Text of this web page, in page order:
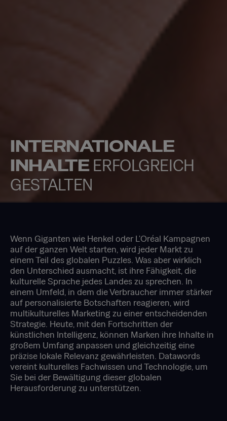
INTERNATIONALE
INHALTEERFOLGREICH
GESTALTEN
Wenn Giganten wie Henkel oder L'Oréal Kampagnen
auf der ganzen Welt starten, wird jeder Markt zu
einem Teil des globalen Puzzles. Was aber wirklich
den Unterschied ausmacht, ist ihre Fähigkeit, die
kulturelle Sprache jedes Landes zu sprechen. In
einem Umfeld, in dem die Verbraucher immer stärker
auf personalisierte Botschaften reagieren, wird
multikulturelles Marketing zu einer entscheidenden
Strategie. Heute, mit den Fortschritten der
künstlichen Intelligenz, können Marken ihre Inhalte in
großem Umfang anpassen und gleichzeitig eine
präzise lokale Relevanz gewährleisten. Datawords
vereint kulturelles Fachwissen und Technologie, um
Sie bei der Bewältigung dieser globalen
Herausforderung zu unterstützen.